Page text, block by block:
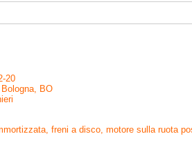
20
BO
freni a disco, motore sulla ruota